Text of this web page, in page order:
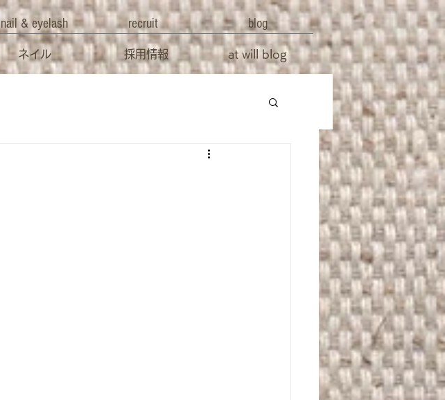
ネイル 採用情報 at will blog
nail & eyelash recruit blog